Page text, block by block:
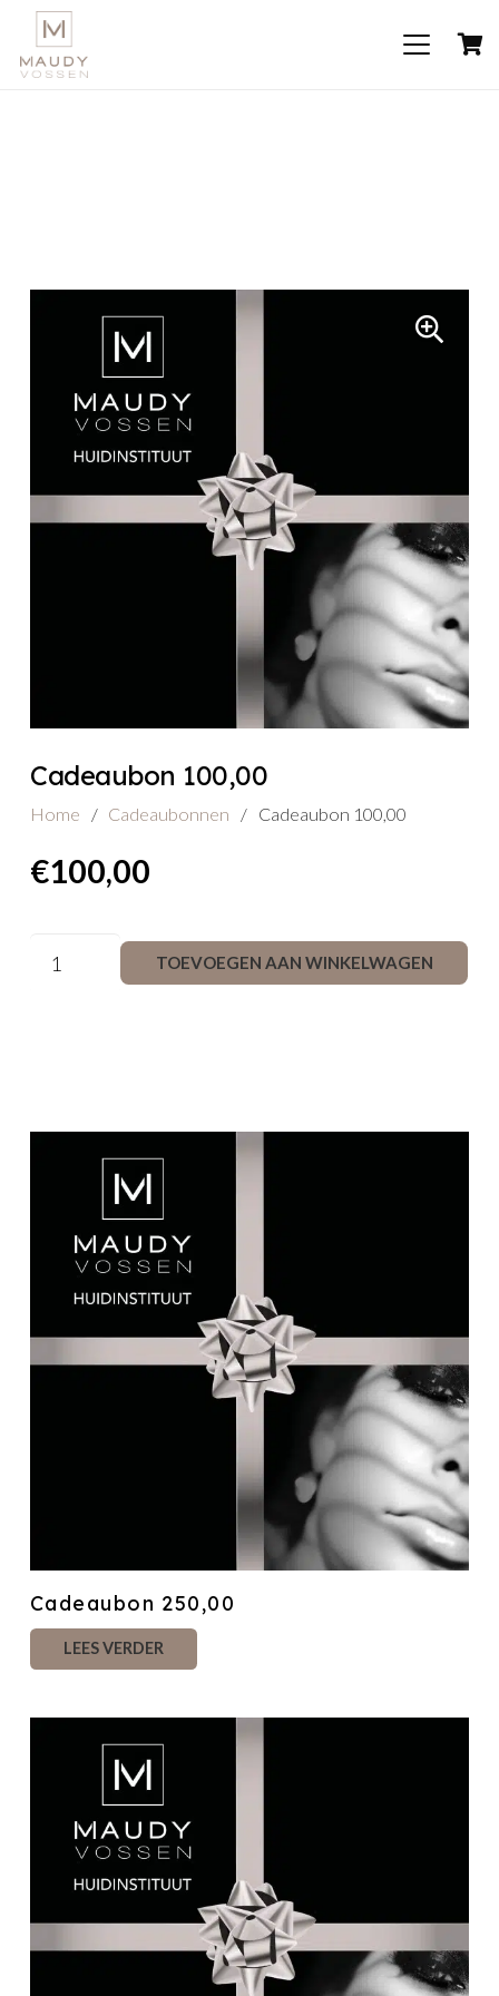
Cadeaubon 100,00
Home / Cadeaubonnen / Cadeaubon 100,00
€100,00
Cadeaubon
100,00
TOEVOEGEN AAN WINKELWAGEN
Cadeaubon 250,00
LEES VERDER